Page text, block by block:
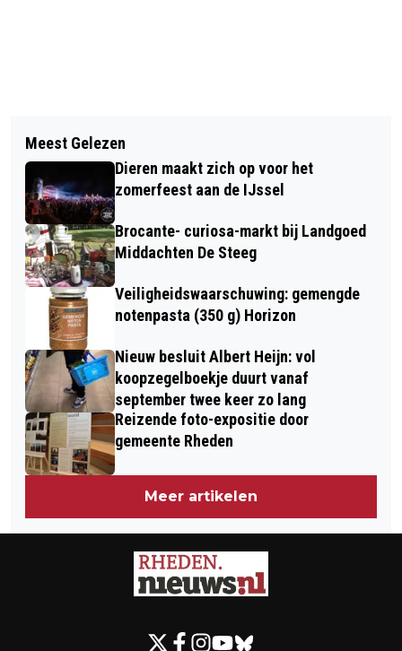
GETUIGEN GEZOCHT:
WONINGINBRAAK TROMPLAAN TE
VELP
HELP VELP AAN EEN GOUDEN
GELDERSE ROOS
Meest Gelezen
Dieren maakt zich op voor het
zomerfeest aan de IJssel
Brocante- curiosa-markt bij Landgoed
Middachten De Steeg
Veiligheidswaarschuwing: gemengde
notenpasta (350 g) Horizon
Nieuw besluit Albert Heijn: vol
koopzegelboekje duurt vanaf
september twee keer zo lang
Reizende foto-expositie door
gemeente Rheden
Meer artikelen